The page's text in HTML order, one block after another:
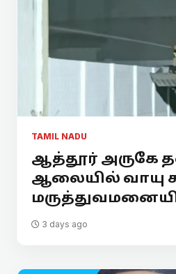
TAMIL NADU
ஆத்தூர் அருகே
ஆலையில் வாயு
3 days ago